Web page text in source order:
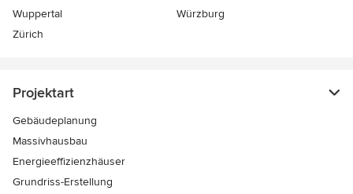
Wuppertal
Würzburg
Zürich
Projektart
Gebäudeplanung
Massivhausbau
Energieeffizienzhäuser
Grundriss-Erstellung